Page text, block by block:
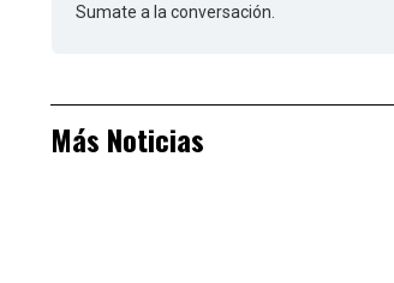
Sumate a la conversación.
Más Noticias